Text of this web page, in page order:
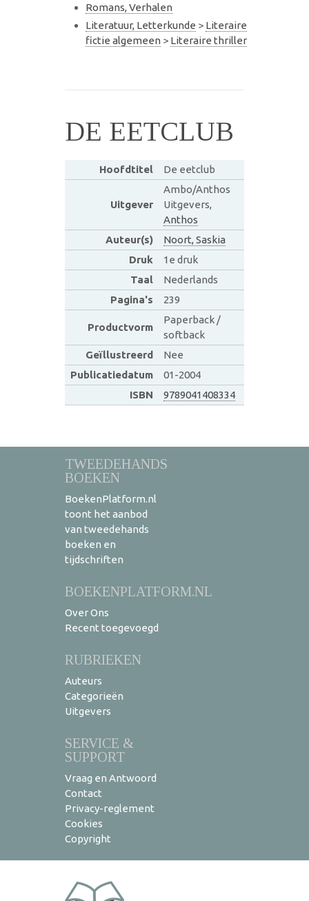
Romans, Verhalen
Literatuur, Letterkunde > Literaire
fictie algemeen > Literaire thriller
DE EETCLUB
Hoofdtitel De eetclub
Uitgever
Ambo/Anthos
Uitgevers,
Anthos
Auteur(s)
Noort, Saskia
Druk
1e druk
Taal
Nederlands
Pagina's
239
Productvorm
Paperback /
softback
Geïllustreerd
Nee
Publicatiedatum
01-2004
ISBN
9789041408334
TWEEDEHANDS
BOEKEN
BoekenPlatform.nl
toont het aanbod
van tweedehands
boeken en
tijdschriften
BOEKENPLATFORM.NL
Over Ons
Recent toegevoegd
RUBRIEKEN
Auteurs
Categorieën
Uitgevers
SERVICE &
SUPPORT
Vraag en Antwoord
Contact
Privacy-reglement
Cookies
Copyright